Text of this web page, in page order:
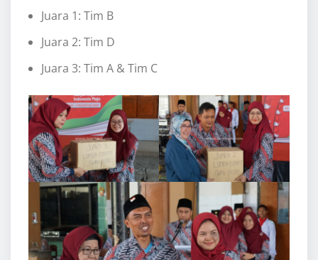
Juara 1: Tim B
Juara 2: Tim D
Juara 3: Tim A & Tim C